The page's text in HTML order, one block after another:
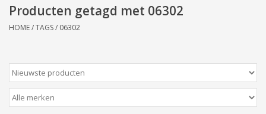
Wonen/koken/huishouden
Wenskaarten
Zeeuws/Streek
Producten getagd met 06302
HOME/TAGS/ 06302